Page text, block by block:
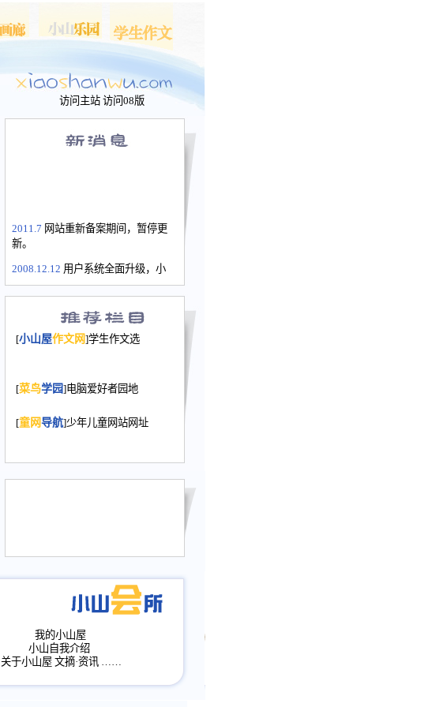
访问主站 访问08版
2011.7 网站重新备案期间，暂停更
新。
2008.12.12 用户系统全面升级，小
长会、家园网－个人空间，用户一
次注册全部通行。
2008.12.12家园网正式运行，域
年，2009版提前启用，小山屋全面
小山画廊均增加多个新栏目。。
评分、顶功能，作文宝典改版。
[小山屋作文网]学生作文选
[菜鸟学园]电脑爱好者园地
[童网导航]少年儿童网站网址
我的小山屋
小山自我介绍
关于小山屋 文摘·资讯 ……